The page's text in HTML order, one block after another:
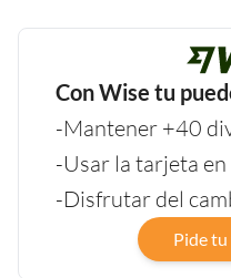
Con Wise tu
-Mantener +40
-Usar la tarjeta
-Disfrutar del
Pide